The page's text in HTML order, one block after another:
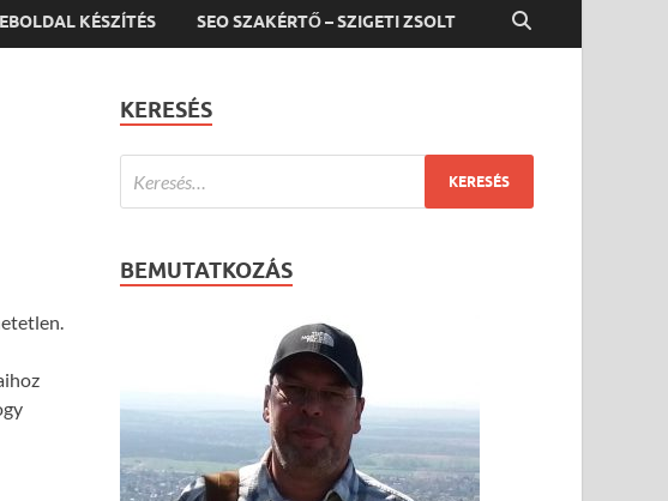
KÉSZÍTÉS SEO SZAKÉRTŐ – SZIGETI ZSOLT
KERESÉS
BEMUTATKOZÁS